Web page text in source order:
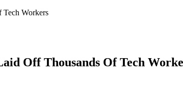
Workers
Off Thousands Of Tech